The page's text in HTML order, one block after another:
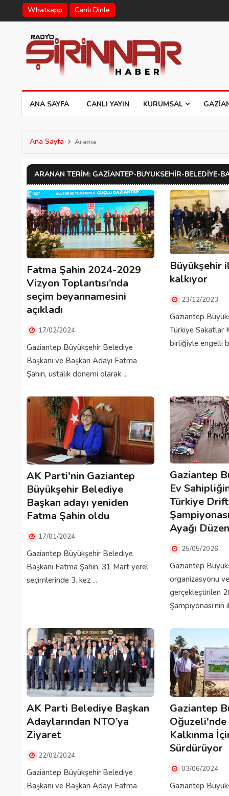
Whatsapp Canlı Dinle
ANA SAYFA CANLI YAYIN KURUMSAL
Ana Sayfa Arama
ARANAN TERIM: GAZIANTEP-BUYUKSEHIR-BELEDIYE-
Fatma Şahin 2024-2029
Vizyon Toplantısı’nda
seçim beyannamesini
açıkladı
17/02/2024
Gaziantep Büyükşehir Belediye
Başkanı ve Başkan Adayı Fatma
Şahin, ustalık dönemi olarak ...
Büyükşehir
kalkıyor
23/12/2023
Gaziantep
Türkiye Sakatlar
birliğiyle engelli
AK Parti'nin Gaziantep
Büyükşehir Belediye
Başkan adayı yeniden
Fatma Şahin oldu
17/01/2024
Gaziantep Büyükşehir Belediye
Başkanı Fatma Şahin, 31 Mart yerel
seçimlerinde 3. kez ...
Gaziantep
Ev
Türkiye Drift
Ayağı
25/05/2026
Gaziantep
organizasyonu
gerçekleştirilen
Şampiyonası’nın
AK Parti Belediye Başkan
Adaylarından NTO’ya
Ziyaret
22/02/2024
Gaziantep Büyükşehir Belediye
Başkanı ve Başkan Adayı Fatma
Gaziantep
Oğuzeli'nde
Kalkınma
Sürdürüyor
03/06/2024
Gaziantep